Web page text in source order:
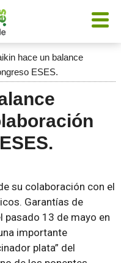
hace un balance
ESES.
su colaboración con el
Garantías de
pasado 13 de mayo en
importante
plata” del